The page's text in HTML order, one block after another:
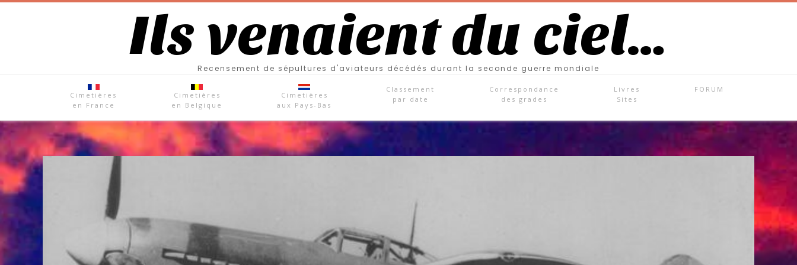
Ils venaient du ciel…
Recensement de sépultures d'aviateurs décédés durant la seconde guerre mondiale
Cimetières
en France
Cimetières
en Belgique
Cimetières
aux Pays-Bas
Classement
par date
Correspondance
des grades
Livres
Sites
FORUM